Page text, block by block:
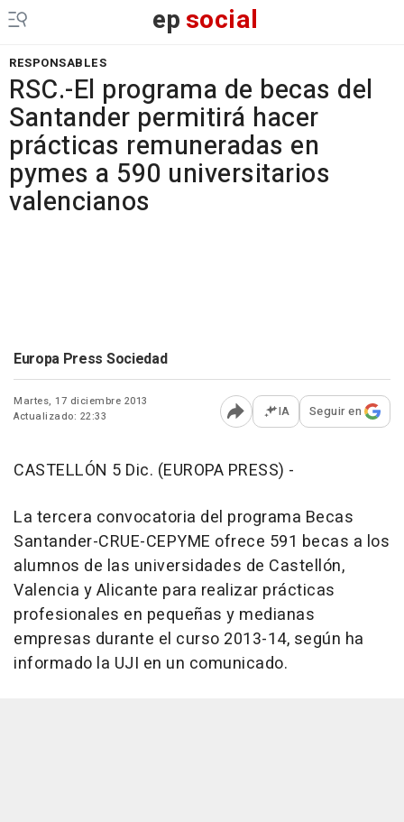
epsocial
RESPONSABLES
RSC.-El programa de becas del
Santander permitirá hacer
prácticas remuneradas en
pymes a 590 universitarios
valencianos
Europa Press Sociedad
Martes, 17 diciembre 2013
Actualizado: 22:33
Abrir opciones para
IA Seguir en
CASTELLÓN 5 Dic. (EUROPA PRESS) -
La tercera convocatoria del programa Becas
Santander-CRUE-CEPYME ofrece 591 becas a los
alumnos de las universidades de Castellón,
Valencia y Alicante para realizar prácticas
profesionales en pequeñas y medianas
empresas durante el curso 2013-14, según ha
informado la UJI en un comunicado.